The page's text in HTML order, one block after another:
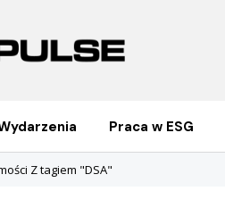
Praca w ESG
Z tagiem "DSA"